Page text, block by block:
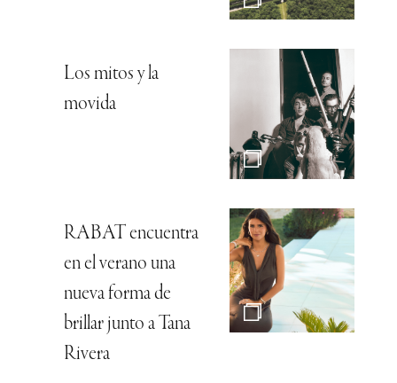
Los mitos y la
movida
RABAT encuentra
en el verano una
nueva forma de
brillar junto a Tana
Rivera